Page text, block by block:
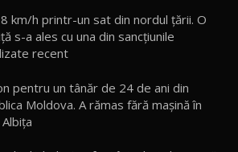
ZEEKR 009: Cel mai Performant și Confortabil
Electric Testat în Moldova / AutoBlog.MD
Exclusiv și Puternic Defender Testat în
km/h printr-un sat din nordul țării. O
s-a ales cu una din sancțiunile
recent
pentru un tânăr de 24 de ani din
Moldova. A rămas fără maşină în